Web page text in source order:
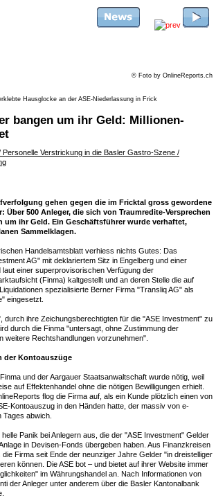
© Foto by OnlineReports.ch
Hausglocke an der ASE-Niederlassung in Frick
bangen um ihr Geld: Millionen-
Verstrickung in die Basler Gastro-Szene /
gehen gegen die im Fricktal gross gewordene
Über 500 Anleger, die sich von Traumredite-Versprechen
um ihr Geld. Ein Geschäftsführer wurde verhaftet,
Sammelklagen.
Handelsamtsblatt verhiess nichts Gutes: Das
AG" mit deklariertem Sitz in Engelberg und einer
einer superprovisorischen Verfügung der
(Finma) kaltgestellt und an deren Stelle die auf
spezialisierte Berner Firma "Transliq AG" als
eingesetzt.
durch ihre Zeichungsberechtigten für die "ASE Investment" zu
durch die Finma "untersagt, ohne Zustimmung der
weitere Rechtshandlungen vorzunehmen".
der Kontoauszüge
und der Aargauer Staatsanwaltschaft wurde nötig, weil
auf Effektenhandel ohne die nötigen Bewilligungen erhielt.
flog die Firma auf, als ein Kunde plötzlich einen von
Kontoauszug in den Händen hatte, der massiv von e-
abwich.
Panik bei Anlegern aus, die der "ASE Investment" Gelder
in Devisen-Fonds übergeben haben. Aus Finanzkreisen
Firma seit Ende der neunziger Jahre Gelder "in dreistelliger
können. Die ASE bot – und bietet auf ihrer Website immer
im Währungshandel an. Nach Informationen von
der Anleger unter anderem über die Basler Kantonalbank